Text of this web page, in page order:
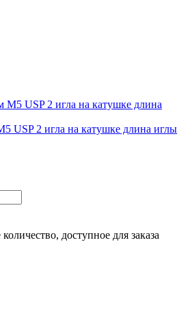
USP 2 игла на катушке длина иглы
доступное для заказа